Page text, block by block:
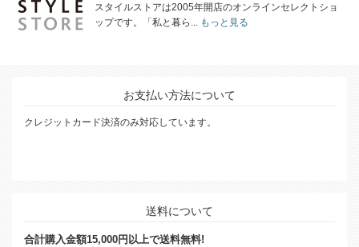
スタイルストアは2005年開店のオンラインセレクトショ
ップです。「私と暮ら...
もっと見る
お支払い方法について
クレジットカード決済のみ対応しています。
送料について
合計購入金額15,000円以上で送料無料!